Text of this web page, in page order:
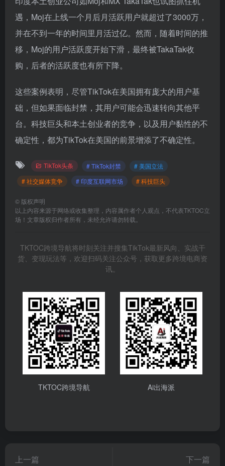
遇，Moj在上线一个月后月活跃用户就超过了3000万，
并在不到一年的时间里月活过亿。然而，随着时间的推
移，Moj的用户活跃度开始下滑，最终被TakaTak收
购，后者的活跃度也有所下降。
这些案例表明，尽管TikTok在美国拥有庞大的用户基
础，但如果面临封禁，其用户可能会迅速转向其他平
台。科技巨头和本土创业者的竞争，以及用户黏性的不
确定性，都为TikTok在美国的前景增添了不确定性。
TikTok头条 # TikTok封禁
# 美国立法
# 社交媒体竞争
# 印度互联网市场 # 科技巨头
© 版权声明
以上内容来源于网络或收集整理，内容属作者个人观点，不代表TKTOC立
场！文章版权归作者所有，未经允许请勿转载。
TKTOC跨境导航将时刻关注并搜集TikTok最新风向、实战干
货、变现玩法等，欢迎扫码关注公众号，获取更多跨境电商资
讯。
TKTOC跨境导航 Ai出海派
上一篇 下一篇